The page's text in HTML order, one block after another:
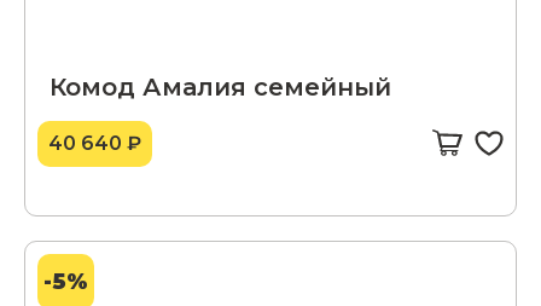
Комод Амалия семейный
40 640 ₽
-5%